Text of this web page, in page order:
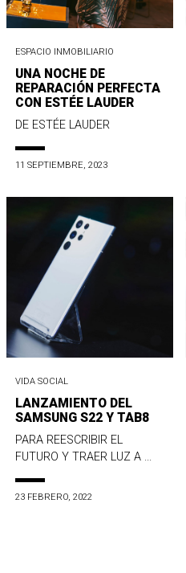
ESPACIO INMOBILIARIO
UNA NOCHE DE
REPARACIÓN PERFECTA
CON ESTÉE LAUDER
DE ESTÉE LAUDER
11 SEPTIEMBRE, 2023
VIDA SOCIAL
LANZAMIENTO DEL
SAMSUNG S22 Y TAB8
PARA REESCRIBIR EL
FUTURO Y TRAER LUZ A ...
23 FEBRERO, 2022